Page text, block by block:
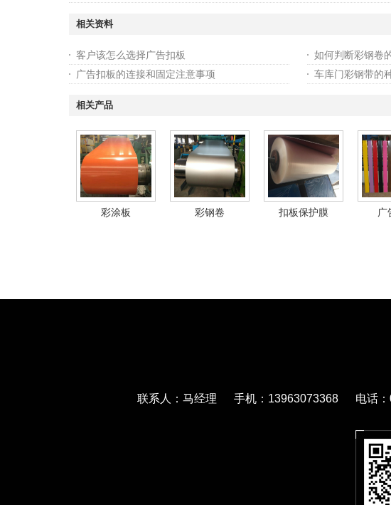
相关资料
客户该怎么选择广告扣板 如何判断彩钢卷
广告扣板的连接和固定注意事项
车库门彩钢带的
相关产品
彩涂板 彩钢卷 扣板保护膜 广
联系人：马经理 手机：13963073368 电话